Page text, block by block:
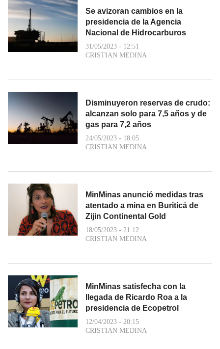
Se avizoran cambios en la
presidencia de la Agencia
Nacional de Hidrocarburos
31/05/2023 - 12:51
CRISTIAN MEDINA
Disminuyeron reservas de crudo:
alcanzan solo para 7,5 años y de
gas para 7,2 años
24/05/2023 - 18:05
CRISTIAN MEDINA
MinMinas anunció medidas tras
atentado a mina en Buriticá de
Zijin Continental Gold
18/05/2023 - 21:12
CRISTIAN MEDINA
MinMinas satisfecha con la
llegada de Ricardo Roa a la
presidencia de Ecopetrol
12/04/2023 - 20:15
CRISTIAN MEDINA